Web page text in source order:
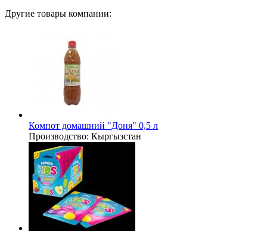
Другие товары компании:
Компот домашний "Доня" 0,5 л
Производство: Кыргызстан